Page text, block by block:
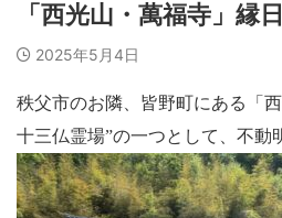
「西光山・萬福寺」縁日
2025年5月4日
秩父市のお隣、皆野町にある「
十三仏霊場”の一つとして、不動